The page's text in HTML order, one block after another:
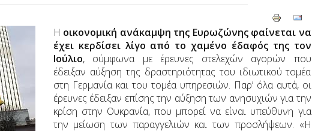
Η οικονομική ανάκαμψη της Ευρωζώνης φαίνεται να
έχει κερδίσει λίγο από το χαμένο έδαφός της τον
Ιούλιο, σύμφωνα με έρευνες στελεχών αγορών που
έδειξαν αύξηση της δραστηριότητας του ιδιωτικού τομέα
στη Γερμανία και του τομέα υπηρεσιών. Παρ’ όλα αυτά, οι
έρευνες έδειξαν επίσης την αύξηση των ανησυχιών για την
κρίση στην Ουκρανία, που μπορεί να είναι υπεύθυνη για
την μείωση των παραγγελιών και των προσλήψεων. «Η